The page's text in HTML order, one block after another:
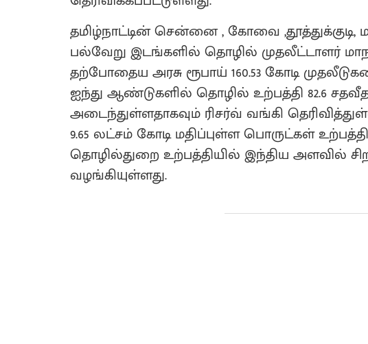
தமிழ்நாட்டின் சென்னை , கோவை ,தூத்துக்குடி,
பல்வேறு இடங்களில் தொழில் முதலீட்டாளர்
தற்போதைய அரசு ரூபாய் 160.53 கோடி
ஐந்து ஆண்டுகளில் தொழில் உற்பத்தி 82.6
அடைந்துள்ளதாகவும் ரிசர்வ் வங்கி
9.65 லட்சம் கோடி மதிப்புள்ள பொருட்கள்
தொழில்துறை உற்பத்தியில் இந்திய அளவில்
வழங்கியுள்ளது.